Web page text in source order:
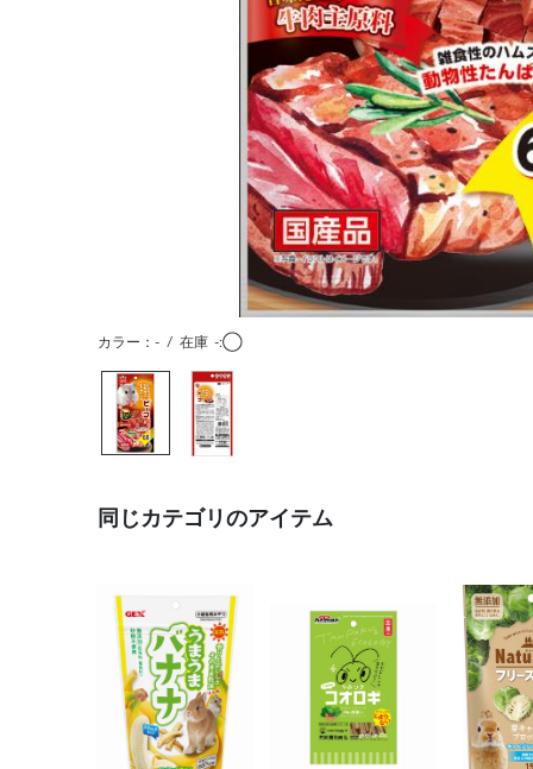
カラー：- / 在庫 -:◯
同じカテゴリのアイテム